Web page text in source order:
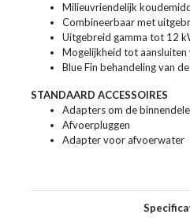
Milieuvriendelijk
Combineerbaar met
Uitgebreid gamma tot 12
Mogelijkheid tot aansluiten
Blue Fin behandeling van
STANDAARD ACCESSOIRES
Adapters om de
Afvoerpluggen
Adapter voor afvoerwater